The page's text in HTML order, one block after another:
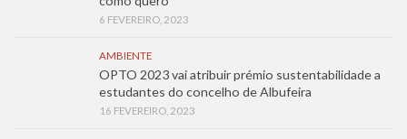
6 FEVEREIRO, 2023
AMBIENTE
OPTO 2023 vai atribuir prémio sustentabilidade a
estudantes do concelho de Albufeira
16 FEVEREIRO, 2023